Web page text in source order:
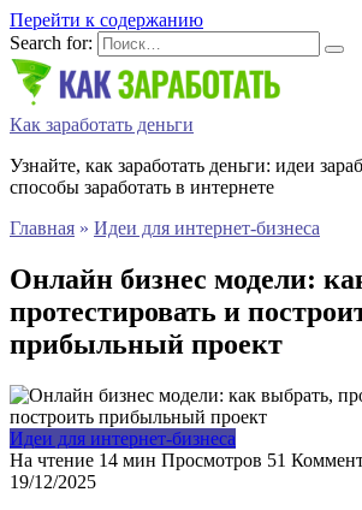
Перейти к содержанию
Search for:
Как заработать деньги
Узнайте, как заработать деньги: идеи
способы заработать в интернете
Главная » Идеи для интернет-бизнеса
Онлайн бизнес модели:
протестировать и
прибыльный проект
Идеи для интернет-бизнеса
На чтение 14 мин Просмотров 51
19/12/2025